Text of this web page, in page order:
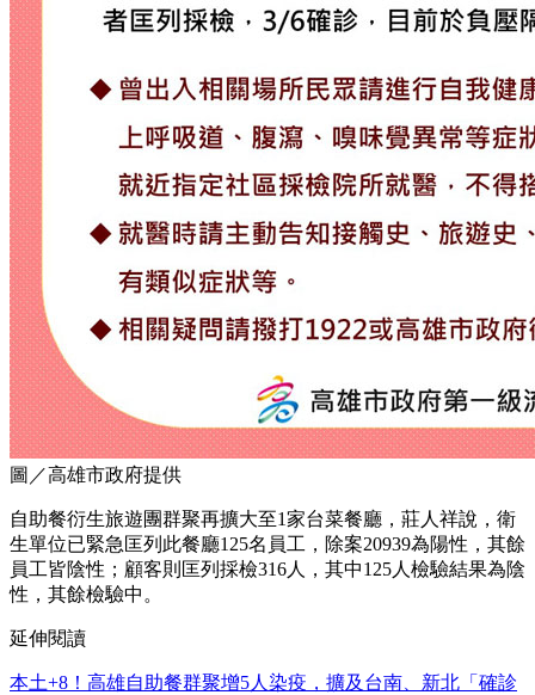
圖／高雄市政府提供
自助餐衍生旅遊團群聚再擴大至1家台菜餐廳，莊人祥說，衛
生單位已緊急匡列此餐廳125名員工，除案20939為陽性，其餘
員工皆陰性；顧客則匡列採檢316人，其中125人檢驗結果為陰
性，其餘檢驗中。
延伸閱讀
本土+8！高雄自助餐群聚增5人染疫，擴及台南、新北「確診